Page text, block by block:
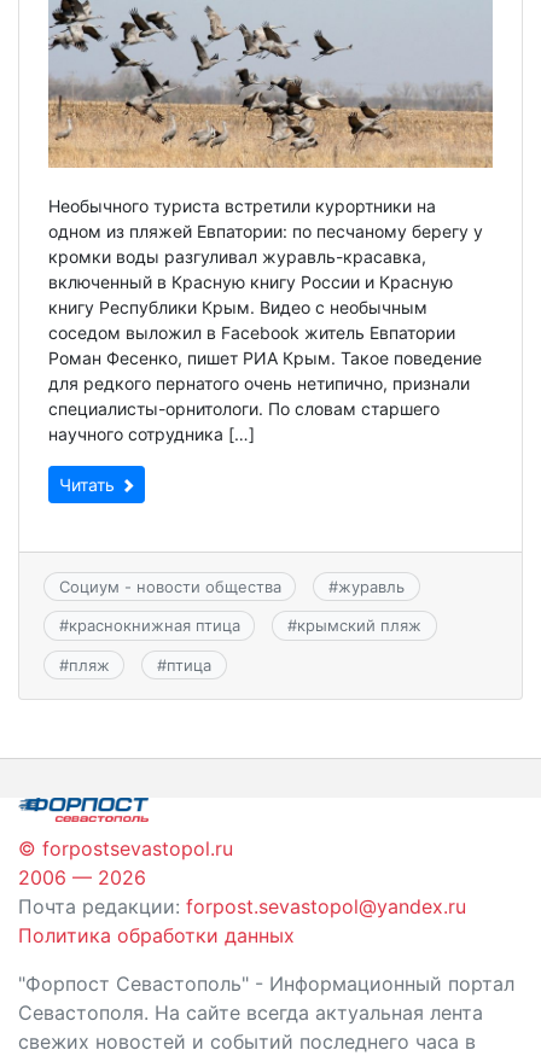
Необычного туриста встретили курортники на
одном из пляжей Евпатории: по песчаному берегу у
кромки воды разгуливал журавль-красавка,
включенный в Красную книгу России и Красную
книгу Республики Крым. Видео с необычным
соседом выложил в Facebook житель Евпатории
Роман Фесенко, пишет РИА Крым. Такое поведение
для редкого пернатого очень нетипично, признали
специалисты-орнитологи. По словам старшего
научного сотрудника […]
Читать
Социум - новости общества #журавль
#краснокнижная птица #крымский пляж
#пляж #птица
© forpostsevastopol.ru
2006 — 2026
Почта редакции: forpost.sevastopol@yandex.ru
Политика обработки данных
"Форпост Севастополь" - Информационный портал
Севастополя. На сайте всегда актуальная лента
свежих новостей и событий последнего часа в